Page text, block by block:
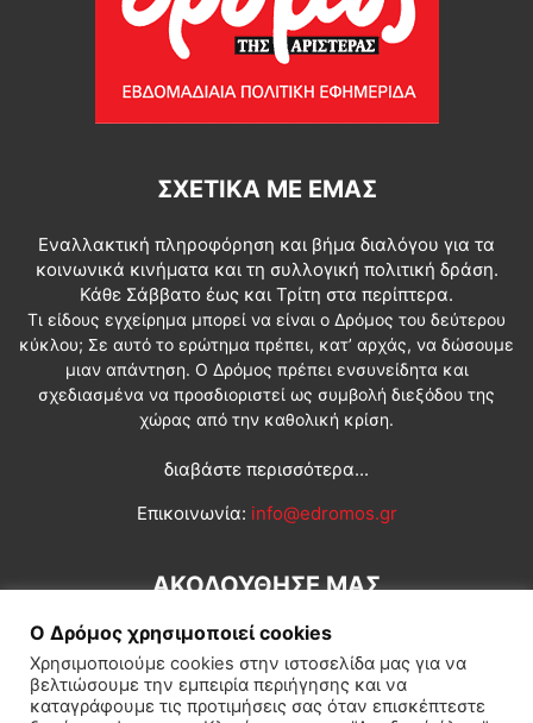
ΣΧΕΤΙΚΆ ΜΕ ΕΜΆΣ
Εναλλακτική πληροφόρηση και βήμα διαλόγου για τα
κοινωνικά κινήματα και τη συλλογική πολιτική δράση.
Κάθε Σάββατο έως και Τρίτη στα περίπτερα.
Τι είδους εγχείρημα μπορεί να είναι ο Δρόμος του δεύτερου
κύκλου; Σε αυτό το ερώτημα πρέπει, κατ’ αρχάς, να δώσουμε
μιαν απάντηση. Ο Δρόμος πρέπει ενσυνείδητα και
σχεδιασμένα να προσδιοριστεί ως συμβολή διεξόδου της
χώρας από την καθολική κρίση.
διαβάστε περισσότερα...
Επικοινωνία: info@edromos.gr
ΑΚΟΛΟΥΘΗΣΕ ΜΑΣ
Ο Δρόμος χρησιμοποιεί cookies
Χρησιμοποιούμε cookies στην ιστοσελίδα μας για να
βελτιώσουμε την εμπειρία περιήγησης και να
καταγράφουμε τις προτιμήσεις σας όταν επισκέπτεστε